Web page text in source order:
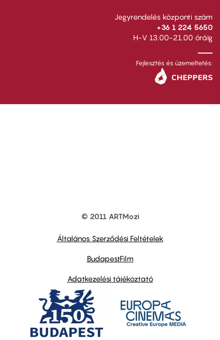
Jegyrendelés központi szám
+36 1 224 5650
H-V 13.00-21.00 óráig
Fejlesztés és üzemeltetés:
© 2011 ARTMozi
Általános Szerződési Feltételek
BudapestFilm
Adatkezelési tájékoztató